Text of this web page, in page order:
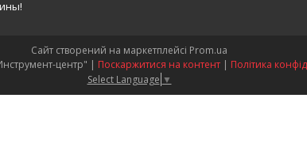
Сайт створений на маркетплейсі Prom.ua
Интернет-магазин "Инструмент-центр" | Поскаржитися на контент | Політика
Select Language ▼